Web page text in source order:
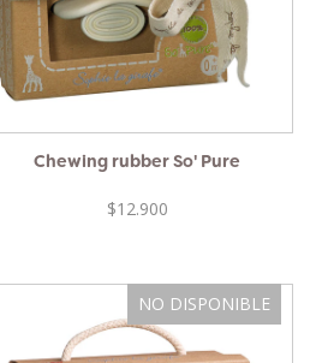
Chewing rubber So' Pure
$12.900
NO DISPONIBLE